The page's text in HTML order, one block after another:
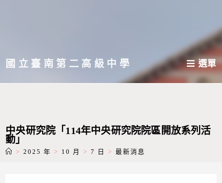
主國立臺南第二高級中學 選單
中央研究院「114年中央研究院院區開放系列活
動」
> 2025 年 > 10 月 > 7 日 > 最新消息